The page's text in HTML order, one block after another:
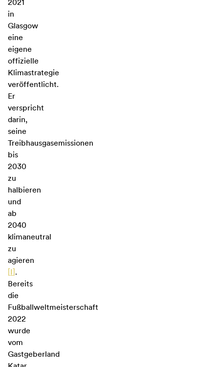
2021
in
Glasgow
eine
eigene
offizielle
Klimastrategie
veröffentlicht.
Er
verspricht
darin,
seine
Treibhausgasemissionen
bis
2030
zu
halbieren
und
ab
2040
klimaneutral
zu
agieren
[I].
Bereits
die
Fußballweltmeisterschaft
2022
wurde
vom
Gastgeberland